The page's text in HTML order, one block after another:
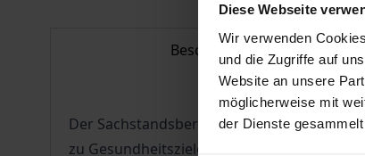
Diese Webseite
Wir verwenden
und die Zugriffe auf
Website an unsere
möglicherweise mit
der Dienste gesammelt
Beschreibung
Der Sachstandsbericht 1994 des
zu Gesundheitszielen, zur finanziellen